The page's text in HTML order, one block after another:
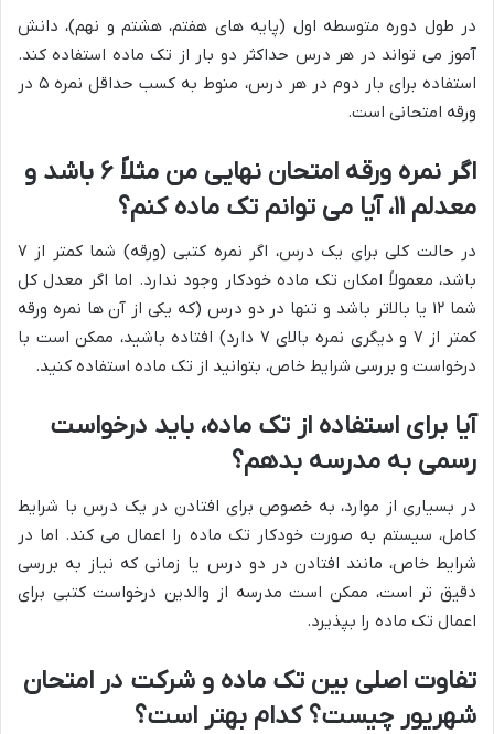
در طول دوره متوسطه اول (پایه های هفتم، هشتم و نهم)، دانش
آموز می تواند در هر درس حداکثر دو بار از تک ماده استفاده کند.
استفاده برای بار دوم در هر درس، منوط به کسب حداقل نمره ۵ در
ورقه امتحانی است.
اگر نمره ورقه امتحان نهایی من مثلاً ۶ باشد و
معدلم ۱۱، آیا می توانم تک ماده کنم؟
در حالت کلی برای یک درس، اگر نمره کتبی (ورقه) شما کمتر از ۷
باشد، معمولاً امکان تک ماده خودکار وجود ندارد. اما اگر معدل کل
شما ۱۲ یا بالاتر باشد و تنها در دو درس (که یکی از آن ها نمره ورقه
کمتر از ۷ و دیگری نمره بالای ۷ دارد) افتاده باشید، ممکن است با
درخواست و بررسی شرایط خاص، بتوانید از تک ماده استفاده کنید.
آیا برای استفاده از تک ماده، باید درخواست
رسمی به مدرسه بدهم؟
در بسیاری از موارد، به خصوص برای افتادن در یک درس با شرایط
کامل، سیستم به صورت خودکار تک ماده را اعمال می کند. اما در
شرایط خاص، مانند افتادن در دو درس یا زمانی که نیاز به بررسی
دقیق تر است، ممکن است مدرسه از والدین درخواست کتبی برای
اعمال تک ماده را بپذیرد.
تفاوت اصلی بین تک ماده و شرکت در امتحان
شهریور چیست؟ کدام بهتر است؟